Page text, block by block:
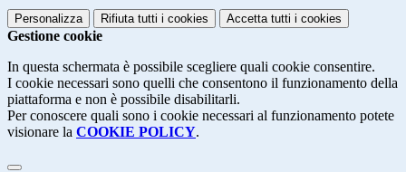
Personalizza Rifiuta tutti i cookies Accetta tutti i cookies
Gestione cookie
In questa schermata è possibile scegliere quali cookie consentire.
I cookie necessari sono quelli che consentono il funzionamento della
piattaforma e non è possibile disabilitarli.
Per conoscere quali sono i cookie necessari al funzionamento potete
visionare la COOKIE POLICY.